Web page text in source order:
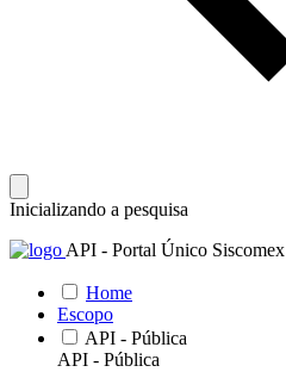
Inicializando a pesquisa
API - Portal Único Siscomex
Home
Escopo
API - Pública
API - Pública